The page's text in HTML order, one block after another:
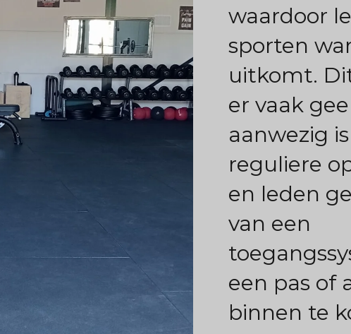
waardoor
sporten
uitkomt.
er vaak
aanwezig
reguliere
en leden
van een
een pas of
binnen te